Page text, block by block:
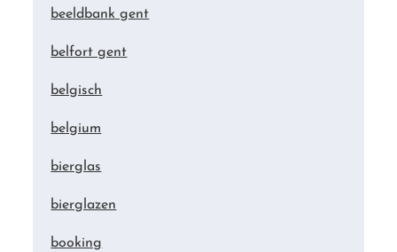
beeldbank gent
belfort gent
belgisch
belgium
bierglas
bierglazen
booking